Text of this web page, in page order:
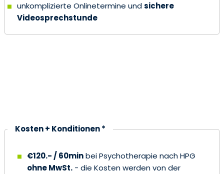
unkomplizierte Onlinetermine undsichere
Videosprechstunde
Kosten + Konditionen *
€120.- / 60minbei Psychotherapie nach HPG
ohne MwSt. - die Kosten werden von der